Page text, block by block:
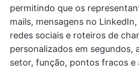
permitindo que os
mails, mensagens no
redes sociais e roteiros de
personalizados em segundos,
setor, função, pontos fracos e